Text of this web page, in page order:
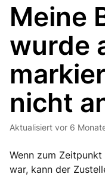
Meine
wurde
nicht
Aktualisiert vor 6
Wenn zum
war, kann der